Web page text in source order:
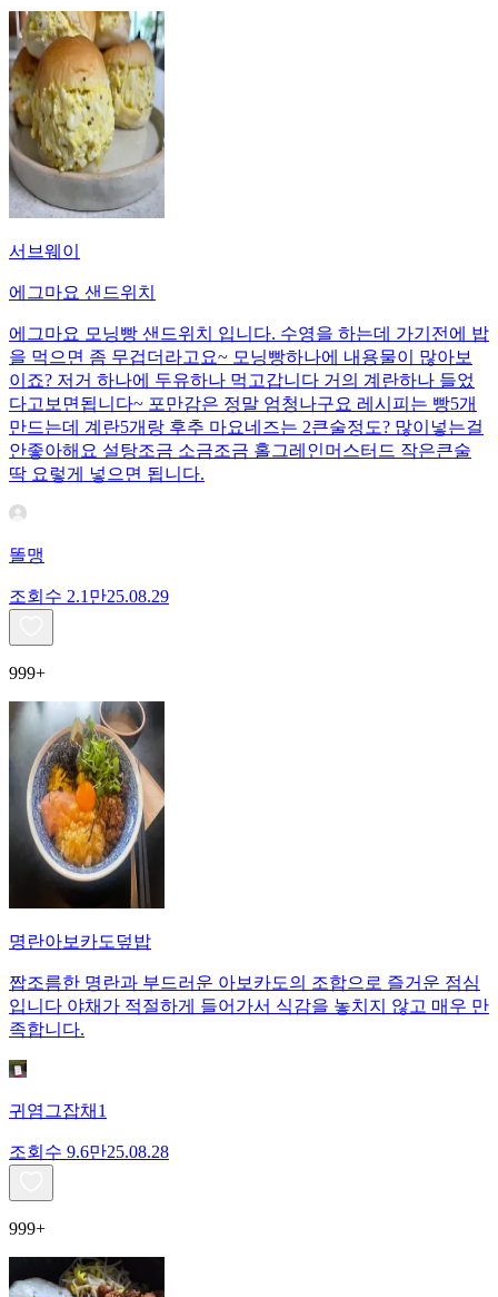
서브웨이
에그마요 샌드위치
에그마요 모닝빵 샌드위치 입니다. 수영을 하는데 가기전에 밥
을 먹으면 좀 무겁더라고요~ 모닝빵하나에 내용물이 많아보
이죠? 저거 하나에 두유하나 먹고갑니다 거의 계란하나 들었
다고보면됩니다~ 포만감은 정말 엄청나구요 레시피는 빵5개
만드는데 계란5개랑 후추 마요네즈는 2큰술정도? 많이넣는걸
안좋아해요 설탕조금 소금조금 홀그레인머스터드 작은큰술
딱 요렇게 넣으면 됩니다.
똘맹
조회수 2.1만25.08.29
999+
명란아보카도덮밥
짭조름한 명란과 부드러운 아보카도의 조합으로 즐거운 점심
입니다 야채가 적절하게 들어가서 식감을 놓치지 않고 매우 만
족합니다.
귀염그잡채1
조회수 9.6만25.08.28
999+